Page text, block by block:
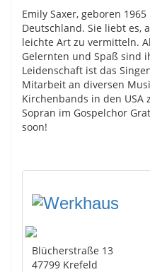
Emily Saxer, geboren
Deutschland. Sie liebt es,
leichte Art zu vermitteln.
Gelernten und Spaß sind
Leidenschaft ist das
Mitarbeit an diversen
Kirchenbands in den USA
Sopran im Gospelchor
soon!
Blücherstraße 13
47799 Krefeld